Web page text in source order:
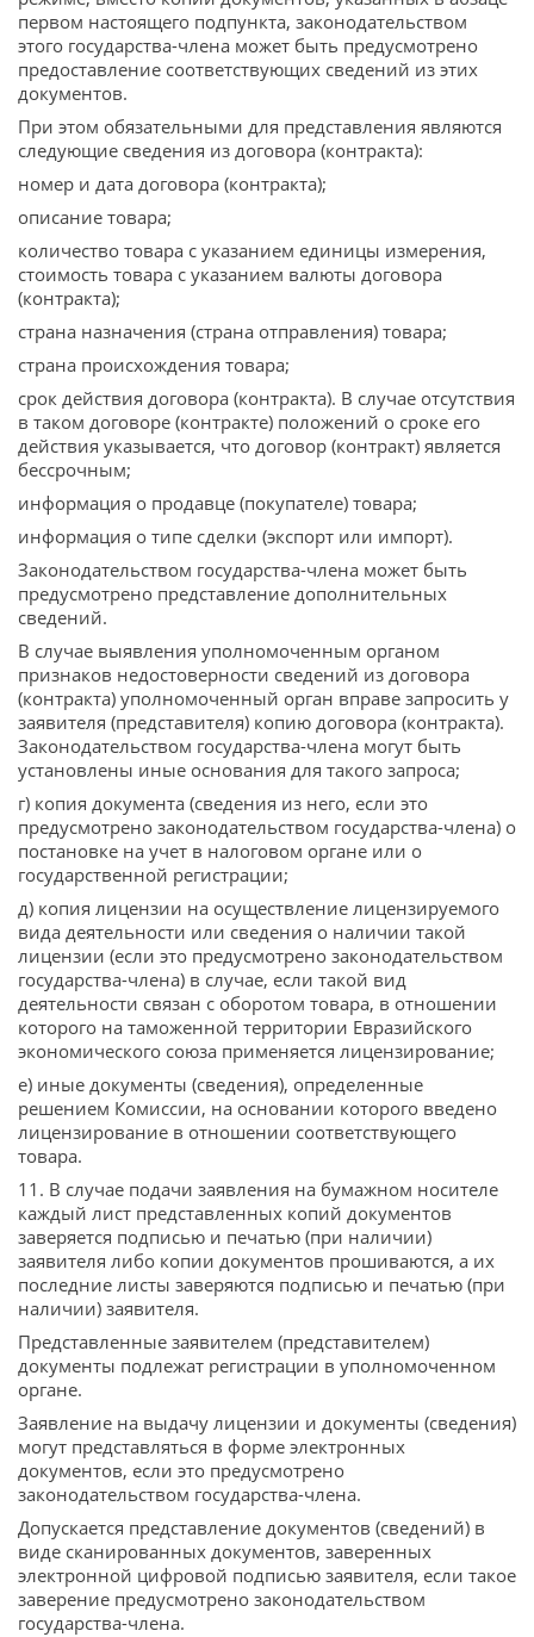
первом настоящего подпункта, законодательством
этого государства-члена может быть предусмотрено
предоставление соответствующих сведений из этих
документов.
При этом обязательными для представления являются
следующие сведения из договора (контракта):
номер и дата договора (контракта);
описание товара;
количество товара с указанием единицы измерения,
стоимость товара с указанием валюты договора
(контракта);
страна назначения (страна отправления) товара;
страна происхождения товара;
срок действия договора (контракта). В случае отсутствия
в таком договоре (контракте) положений о сроке его
действия указывается, что договор (контракт) является
бессрочным;
информация о продавце (покупателе) товара;
информация о типе сделки (экспорт или импорт).
Законодательством государства-члена может быть
предусмотрено представление дополнительных
сведений.
В случае выявления уполномоченным органом
признаков недостоверности сведений из договора
(контракта) уполномоченный орган вправе запросить у
заявителя (представителя) копию договора (контракта).
Законодательством государства-члена могут быть
установлены иные основания для такого запроса;
г) копия документа (сведения из него, если это
предусмотрено законодательством государства-члена) о
постановке на учет в налоговом органе или о
государственной регистрации;
д) копия лицензии на осуществление лицензируемого
вида деятельности или сведения о наличии такой
лицензии (если это предусмотрено законодательством
государства-члена) в случае, если такой вид
деятельности связан с оборотом товара, в отношении
которого на таможенной территории Евразийского
экономического союза применяется лицензирование;
е) иные документы (сведения), определенные
решением Комиссии, на основании которого введено
лицензирование в отношении соответствующего
товара.
11. В случае подачи заявления на бумажном носителе
каждый лист представленных копий документов
заверяется подписью и печатью (при наличии)
заявителя либо копии документов прошиваются, а их
последние листы заверяются подписью и печатью (при
наличии) заявителя.
Представленные заявителем (представителем)
документы подлежат регистрации в уполномоченном
органе.
Заявление на выдачу лицензии и документы (сведения)
могут представляться в форме электронных
документов, если это предусмотрено
законодательством государства-члена.
Допускается представление документов (сведений) в
виде сканированных документов, заверенных
электронной цифровой подписью заявителя, если такое
заверение предусмотрено законодательством
государства-члена.